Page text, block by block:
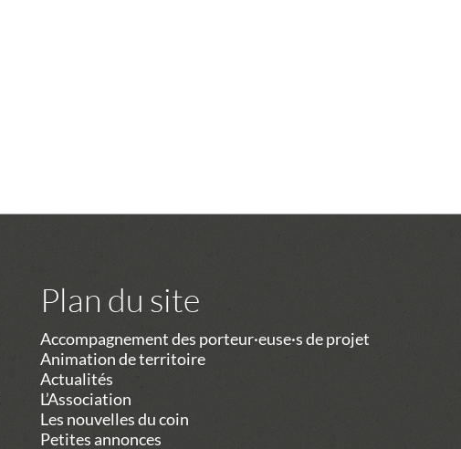
Plan du site
Accompagnement des porteur·euse·s de projet
Animation de territoire
Actualités
L’Association
Les nouvelles du coin
Petites annonces